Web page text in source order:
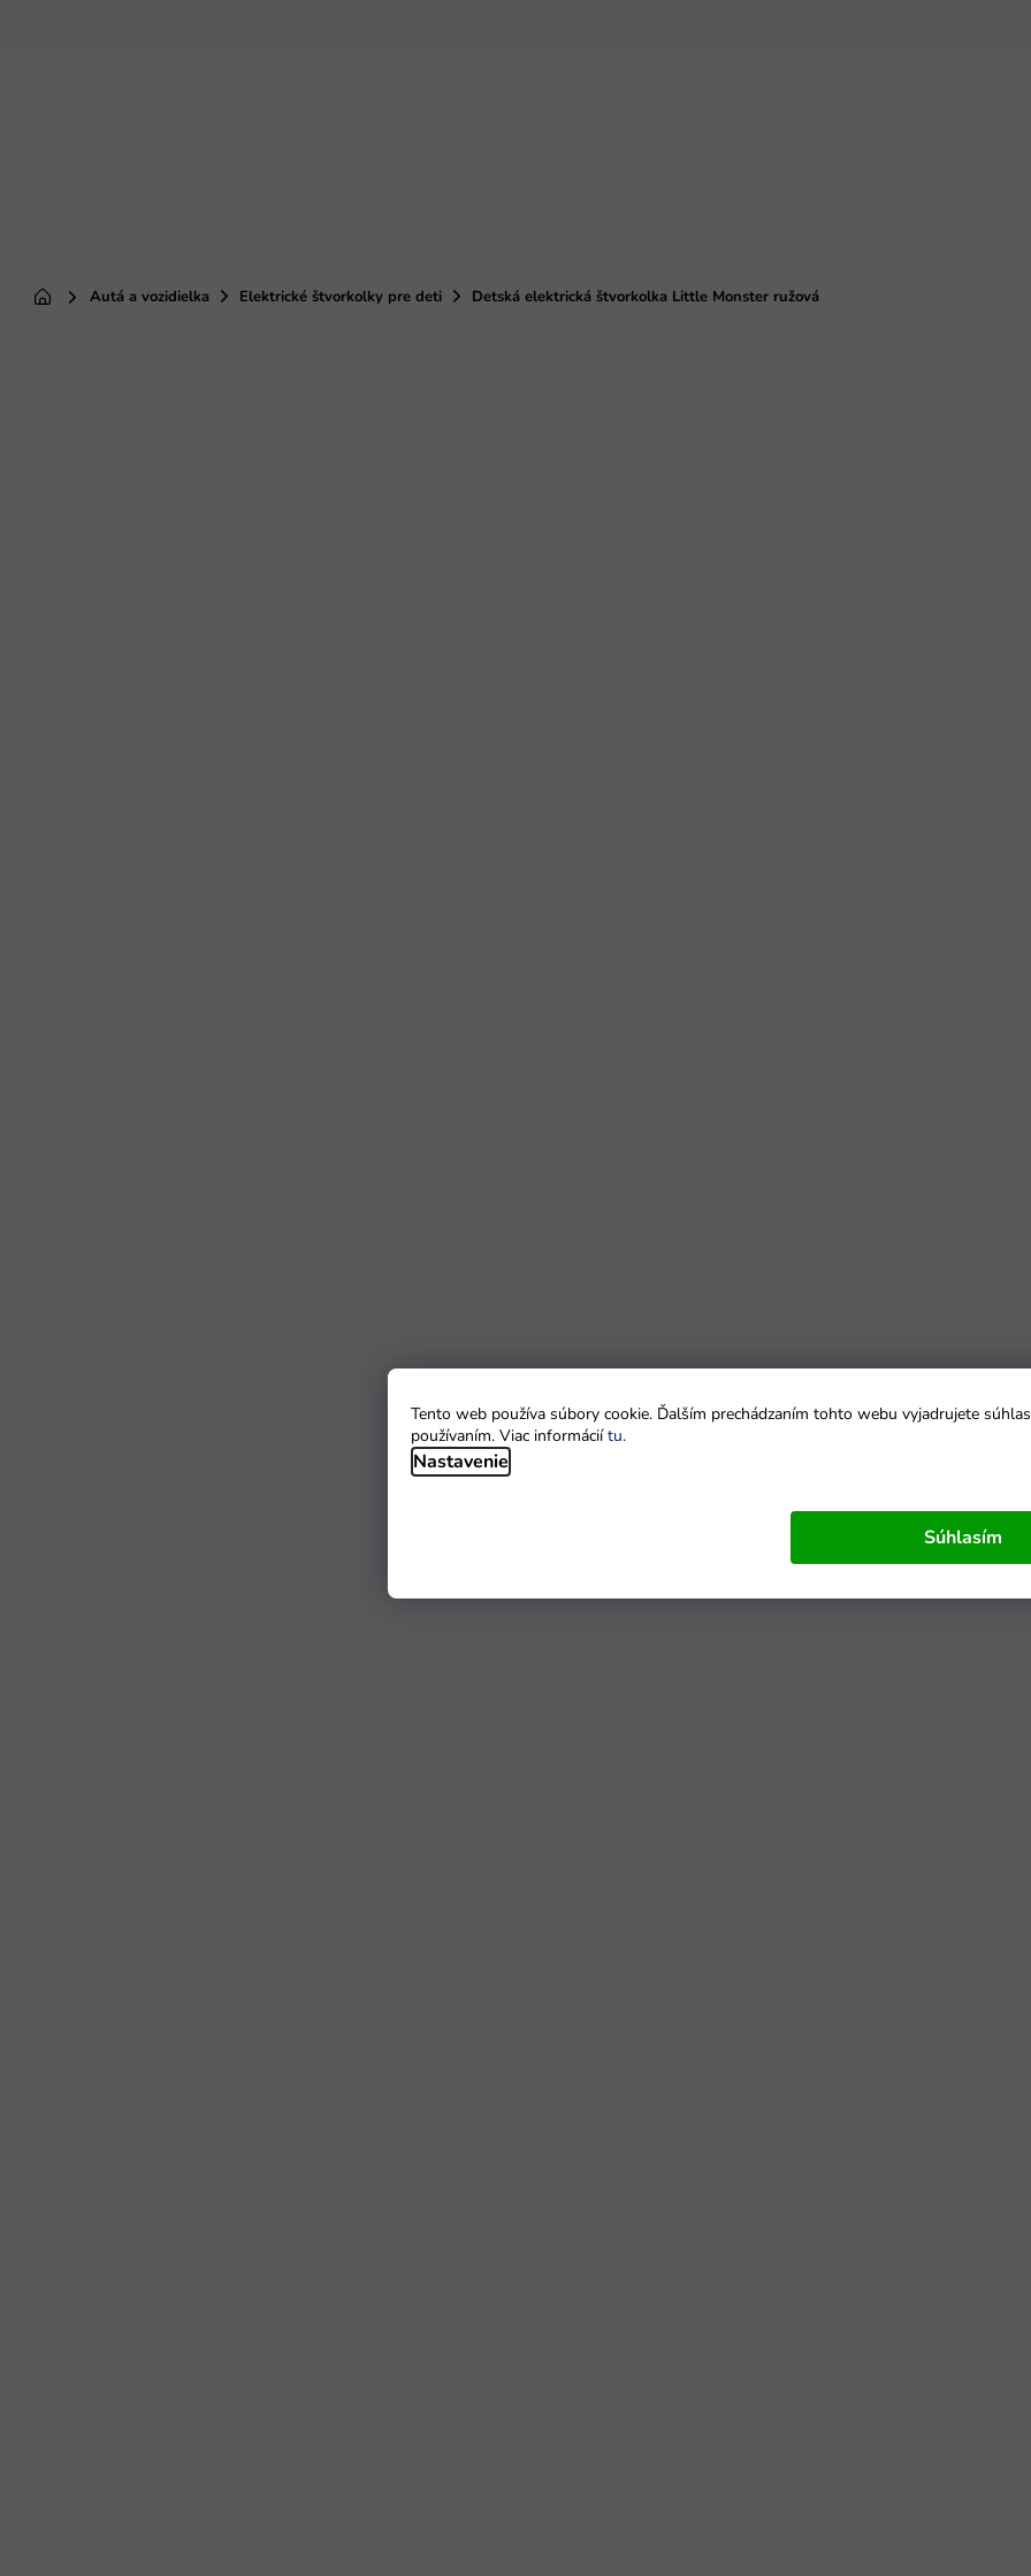
Tento web používa súbory cookie. Ďalším prechádzaním tohto webu vyjadrujete
používaním. Viac informáciítu.
Nastavenie
Súhlasím
DomovAutá a vozidielka Elektrické štvorkolky pre deti Detská elektrická štvorkolka Little Monster ružová